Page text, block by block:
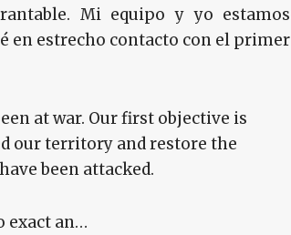
Mi equipo y yo estamos
en estrecho contacto con el primer
at war. Our first objective is
our territory and restore the
been attacked.
exact an…